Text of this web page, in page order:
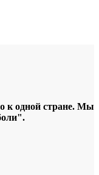
к одной стране. Мы